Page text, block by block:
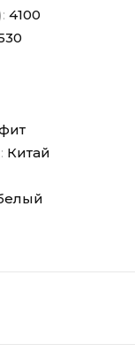
4100
Китай